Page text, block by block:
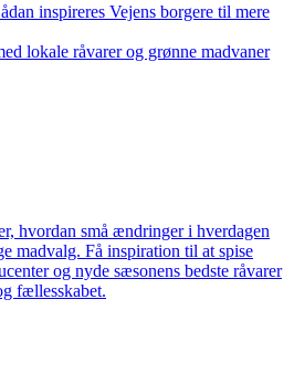
inspireres Vejens borgere til mere
lokale råvarer og grønne madvaner
hvordan små ændringer i hverdagen
madvalg. Få inspiration til at spise
og nyde sæsonens bedste råvarer
fællesskabet.